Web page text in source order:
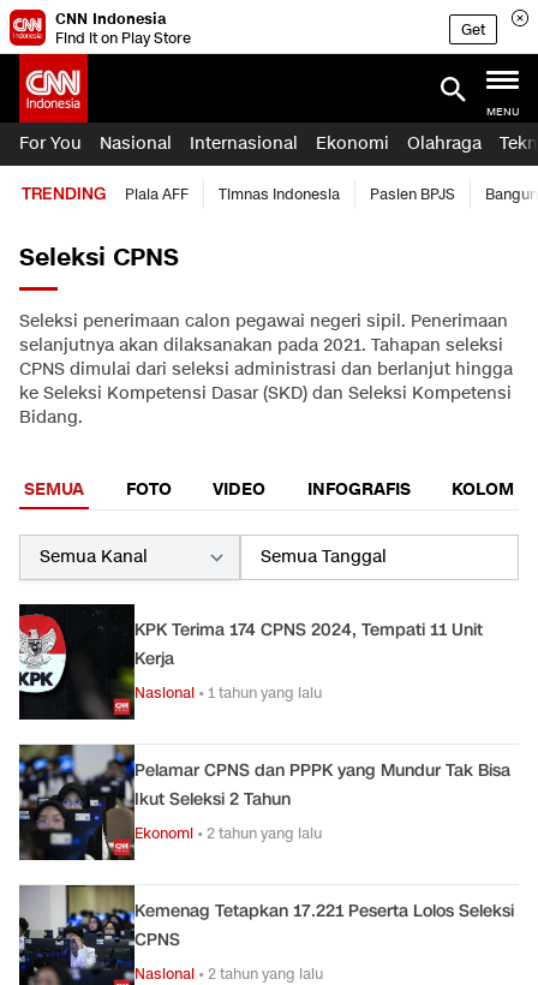
CNN Indonesia
Find it on Play Store
Get
MENU
For You Nasional Internasional Ekonomi Olahraga
TRENDING Piala AFF Timnas Indonesia Pasien BPJS
Seleksi CPNS
Seleksi penerimaan calon pegawai negeri sipil. Penerimaan
selanjutnya akan dilaksanakan pada 2021. Tahapan seleksi
CPNS dimulai dari seleksi administrasi dan berlanjut hingga
ke Seleksi Kompetensi Dasar (SKD) dan Seleksi Kompetensi
Bidang.
SEMUA FOTO VIDEO INFOGRAFIS KOLOM
KPK Terima 174 CPNS 2024, Tempati 11 Unit
Kerja
Nasional •1 tahun yang lalu
Pelamar CPNS dan PPPK yang Mundur Tak Bisa
Ikut Seleksi 2 Tahun
Ekonomi •2 tahun yang lalu
Kemenag Tetapkan 17.221 Peserta Lolos Seleksi
CPNS
Nasional •2 tahun yang lalu